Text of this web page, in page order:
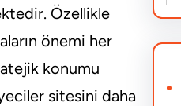
Özellikle
önemi her
konumu
sitesini daha
e
a
c